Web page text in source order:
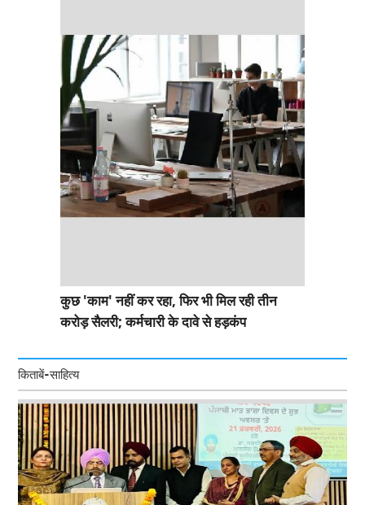
कुछ 'काम' नहीं कर रहा, फिर भी मिल रही तीन
करोड़ सैलरी; कर्मचारी के दावे से हड़कंप
किताबें-साहित्य